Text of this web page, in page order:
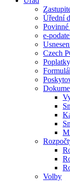
Úřední
e-
Czech
Volby